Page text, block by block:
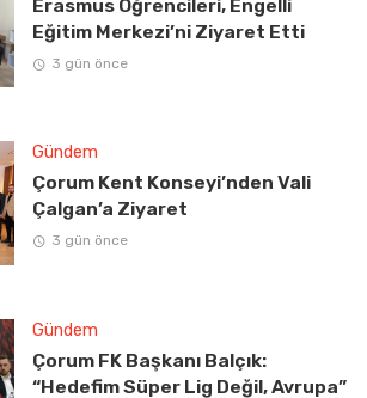
Erasmus Öğrencileri, Engelli
Eğitim Merkezi’ni Ziyaret Etti
3 gün önce
Gündem
Çorum Kent Konseyi’nden Vali
Çalgan’a Ziyaret
3 gün önce
Gündem
Çorum FK Başkanı Balçık:
“Hedefim Süper Lig Değil, Avrupa”